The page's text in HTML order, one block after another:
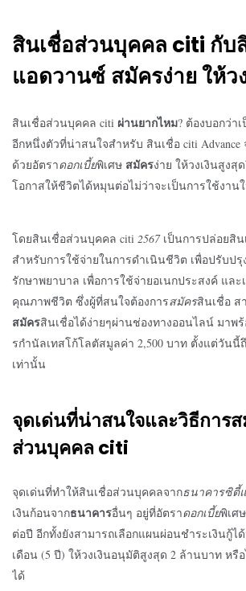
สินเชื่อส่วนบุคคล citi กับ
แอดวานซ์ สมัครง่าย ให้ว
สินเชื่อส่วนบุคคล citi ผ่านยากไหม? ต้องบอกว่า
อีกหนึ่งตัวที่น่าสนใจสำหรับ สินเชื่อ citi Advance
ด้วยอัตราดอกเบี้ยพิเศษ สมัครง่าย ให้วงเงินสูงสุ
โอกาสให้ชีวิตได้หมุนต่อไม่ว่าจะเป็นการใช้งาน
โดยสินเชื่อส่วนบุคคล citi 2567เป็นการปล่อยสิน
สำหรับการใช้จ่ายในการดำเนินชีวิต เพื่อปรับปรุ
รักษาพยาบาล เพื่อการใช้จ่ายอเนกประสงค์ และ
คุณภาพชีวิต ซึ่งผู้ที่สนใจต้องการสมัครสินเชื่อ ส
สมัครสินเชื่อได้ง่ายๆผ่านช่องทางออนไลน์ มาพ
รกำนัลเทสโก้โลตัสมูลค่า 2,500 บาท ตั้งแต่วัน
เท่านั้น
จุดเด่นที่น่าสนใจและวิธีการ
ส่วนบุคคลciti
จุดเด่นที่ทำให้สินเชื่อส่วนบุคคลจากธนาคารซิตี้
เงินก้อนจากธนาคารอื่นๆ อยู่ที่อัตราดอกเบี้ยพิเศ
ต่อปี อีกทั้งยังสามารถเลือกแผนผ่อนชำระเงินกู้ไ
เดือน (5 ปี) ให้วงเงินอนุมัติสูงสุด 2 ล้านบาท หรือ
ได้